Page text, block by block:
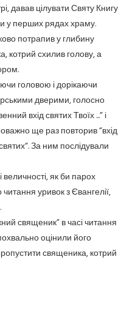
давав цілувати Святу Книгу
у перших рядах храму.
потрапив у глибину
котрий схилив голову, а
головою і дорікаючи
дверими, голосно
вхід святих Твоїх ...” і
ще раз повторив “вхід
За ним послідували
величності, як би парох
уривок з Євангелії,
священик” в часі читання
оцінили його
священика, котрий